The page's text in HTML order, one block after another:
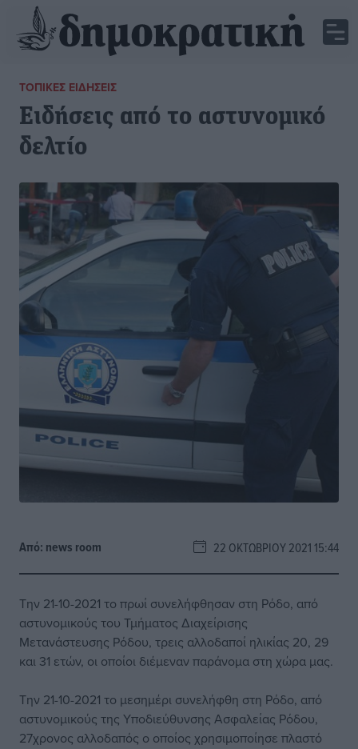
ΤΟΠΙΚΈΣ ΕΙΔΉΣΕΙΣ
Ειδήσεις από το αστυνομικό
δελτίο
Από: news room 22 ΟΚΤΩΒΡΊΟΥ 2021 15:44
Την 21-10-2021 το πρωί συνελήφθησαν στη Ρόδο, από
αστυνομικούς του Τμήματος Διαχείρισης
Μετανάστευσης Ρόδου, τρεις αλλοδαποί ηλικίας 20, 29
και 31 ετών, οι οποίοι διέμεναν παράνομα στη χώρα μας.
Την 21-10-2021 το μεσημέρι συνελήφθη στη Ρόδο, από
αστυνομικούς της Υποδιεύθυνσης Ασφαλείας Ρόδου,
27χρονος αλλοδαπός ο οποίος χρησιμοποίησε πλαστό